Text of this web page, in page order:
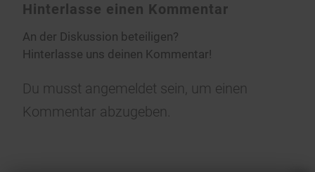
Hinterlasse einen Kommentar
An der Diskussion beteiligen?
Hinterlasse uns deinen Kommentar!
Du musst angemeldet sein, um einen
Kommentar abzugeben.